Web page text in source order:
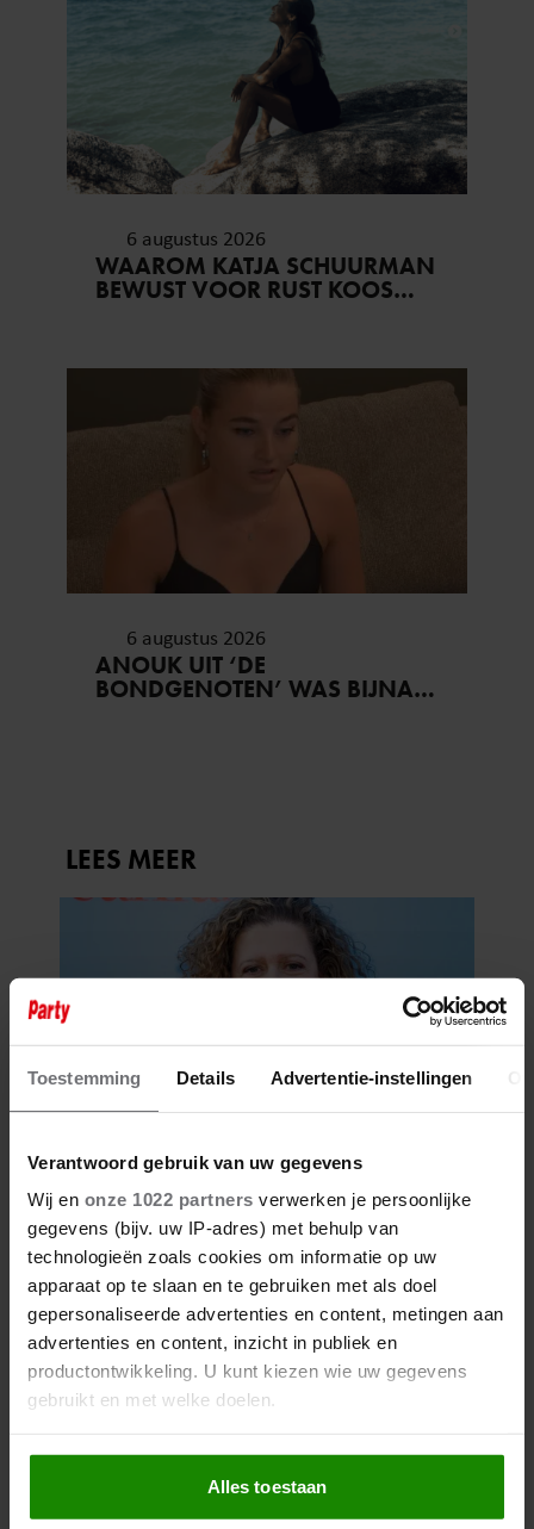
Toestemming Details Advertentie-instellingen
Verantwoord gebruik van uw gegevens
Wij en onze 1022 partners verwerken je persoonlijke
gegevens (bijv. uw IP-adres) met behulp van
technologieën zoals cookies om informatie op uw
apparaat op te slaan en te gebruiken met als doel
gepersonaliseerde advertenties en content, metingen aan
advertenties en content, inzicht in publiek en
productontwikkeling. U kunt kiezen wie uw gegevens
gebruikt en met welke doelen.
Als u het toestaat, willen we ook graag:
Informatie verzamelen over uw geografische
locatie, die tot een paar meter nauwkeurig kan zijn
Alles toestaan
6 augustus 2026
WAAROM KATJA SCHUURMAN
BEWUST VOOR RUST KOOS…
6 augustus 2026
ANOUK UIT ‘DE
BONDGENOTEN’ WAS BIJNA